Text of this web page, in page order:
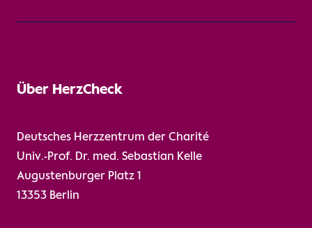
Über HerzCheck
Deutsches Herzzentrum der Charité
Univ.-Prof. Dr. med. Sebastian Kelle
Augustenburger Platz 1
13353 Berlin